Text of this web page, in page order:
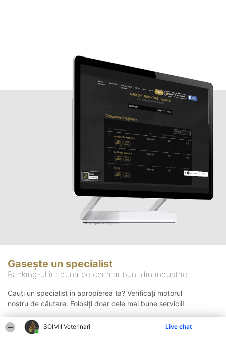
ȘOIMII Veterinari Live chat
Gasește un specialist
Ranking-ul îi adună pe cei mai buni din industrie
Cauți un specialist in apropierea ta? Verificați motorul
nostru de căutare. Folosiți doar cele mai bune servicii!